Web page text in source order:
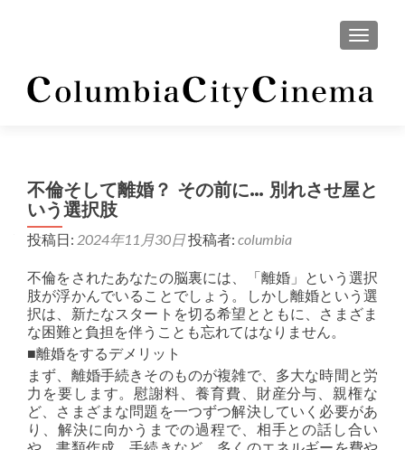
ナビゲ
不倫そして離婚？ その前に… 別れさせ屋と
いう選択肢
投稿日: 2024年11月30日投稿者: columbia
不倫をされたあなたの脳裏には、「離婚」という選択
肢が浮かんでいることでしょう。しかし離婚という選
択は、新たなスタートを切る希望とともに、さまざま
な困難と負担を伴うことも忘れてはなりません。
■離婚をするデメリット
まず、離婚手続きそのものが複雑で、多大な時間と労
力を要します。慰謝料、養育費、財産分与、親権な
ど、さまざまな問題を一つずつ解決していく必要があ
り、解決に向かうまでの過程で、相手との話し合い